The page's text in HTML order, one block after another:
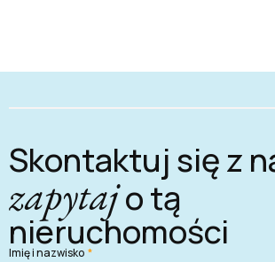
Skontaktuj się z
zapytajo tą
nieruchomości
Imię i nazwisko *